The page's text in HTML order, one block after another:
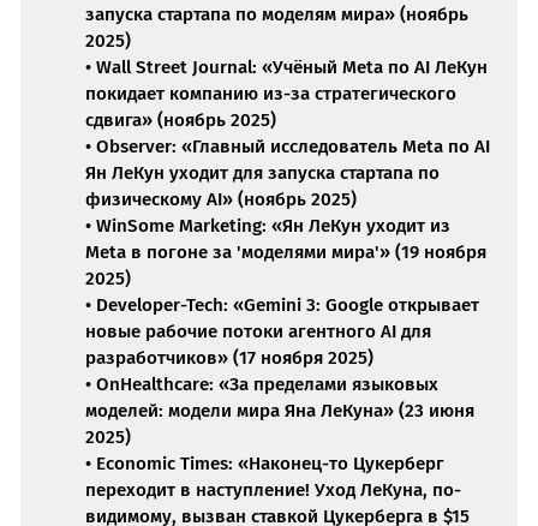
запуска стартапа по моделям мира» (ноябрь
2025)
• Wall Street Journal: «Учёный Meta по AI ЛеКун
покидает компанию из-за стратегического
сдвига» (ноябрь 2025)
• Observer: «Главный исследователь Meta по AI
Ян ЛеКун уходит для запуска стартапа по
физическому AI» (ноябрь 2025)
• WinSome Marketing: «Ян ЛеКун уходит из
Meta в погоне за 'моделями мира'» (19 ноября
2025)
• Developer-Tech: «Gemini 3: Google открывает
новые рабочие потоки агентного AI для
разработчиков» (17 ноября 2025)
• OnHealthcare: «За пределами языковых
моделей: модели мира Яна ЛеКуна» (23 июня
2025)
• Economic Times: «Наконец-то Цукерберг
переходит в наступление! Уход ЛеКуна, по-
видимому, вызван ставкой Цукерберга в $15